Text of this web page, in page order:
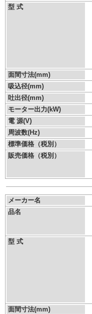
型 式
面間寸法(mm)
吸込径(mm)
吐出径(mm)
モーター出力(kW)
電 源(V)
周波数(Hz)
標準価格（税別）
販売価格（税別）
メーカー名
品名
型 式
面間寸法(mm)